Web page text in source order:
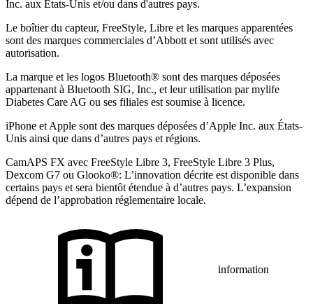
Inc. aux États-Unis et/ou dans d'autres pays.
Le boîtier du capteur, FreeStyle, Libre et les marques apparentées
sont des marques commerciales d’Abbott et sont utilisés avec
autorisation.
La marque et les logos Bluetooth® sont des marques déposées
appartenant à Bluetooth SIG, Inc., et leur utilisation par mylife
Diabetes Care AG ou ses filiales est soumise à licence.
iPhone et Apple sont des marques déposées d’Apple Inc. aux États-
Unis ainsi que dans d’autres pays et régions.
CamAPS FX avec FreeStyle Libre 3, FreeStyle Libre 3 Plus,
Dexcom G7 ou Glooko®: L’innovation décrite est disponible dans
certains pays et sera bientôt étendue à d’autres pays. L’expansion
dépend de l’approbation réglementaire locale.
information